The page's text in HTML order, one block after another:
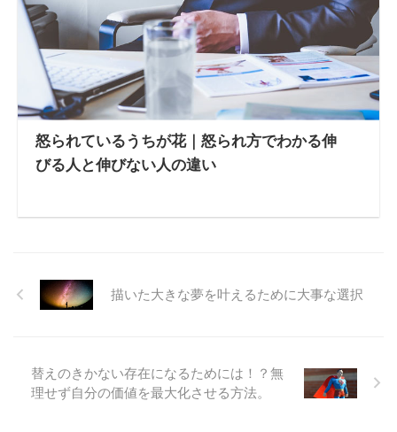
怒られているうちが花｜怒られ方でわかる伸
びる人と伸びない人の違い
描いた大きな夢を叶えるために大事な選択
替えのきかない存在になるためには！？無
理せず自分の価値を最大化させる方法。